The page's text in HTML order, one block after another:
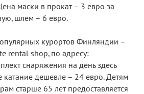
маски в прокат – 3 евро за
шлем – 6 евро.
курортов Финляндии –
rental shop, по адресу:
снаряжения на день здесь
катание дешевле – 24 евро. Детям
старше 65 лет предоставляется